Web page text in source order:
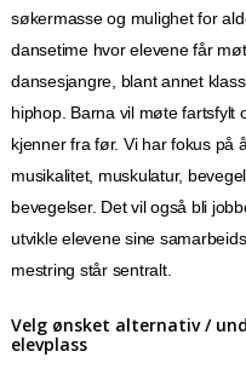
søkermasse og mulighet for
dansetime hvor elevene får
dansesjangre, blant annet
hiphop. Barna vil møte fartsfylt
kjenner fra før. Vi har fokus på
musikalitet, muskulatur,
bevegelser. Det vil også bli
utvikle elevene sine
mestring står sentralt.
Velg ønsket alternativ /
elevplass